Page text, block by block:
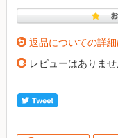
返品についての詳
レビューはありませ